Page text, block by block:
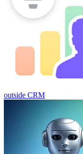
outside CRM